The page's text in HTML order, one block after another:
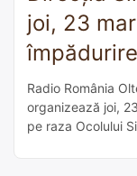
joi, 23
împădurire
Radio România
organizează joi,
pe raza Ocolului